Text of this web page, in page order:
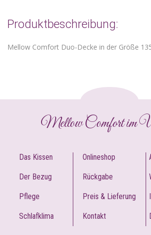
Produktbeschreibung:
Mellow Comfort Duo-Decke in der Größe
Mellow Comfort im
Das Kissen
Der Bezug
Pflege
Schlafklima
Onlineshop
Rückgabe
Preis & Lieferung
Kontakt